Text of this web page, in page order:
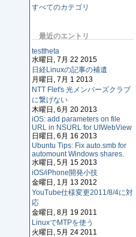
すべてのカテゴリ
最近のエントリ
testtheta
水曜日, 7月 22 2015
日経Linuxの記事の補遺
月曜日, 7月 1 2013
NTT Flet's 光メンバーズクラブ
に繋げない
木曜日, 6月 20 2013
iOS: add parameters on file
URL in NSURL for UIWebView
日曜日, 6月 16 2013
Ubuntu Tips: Fix auto.smb for
automount Windows shares.
水曜日, 5月 15 2013
iOS/iPhone開発小技
金曜日, 1月 13 2012
YouTube仕様変更2011/8/4に対
応
金曜日, 8月 19 2011
LinuxでMTPを使う
火曜日, 5月 24 2011